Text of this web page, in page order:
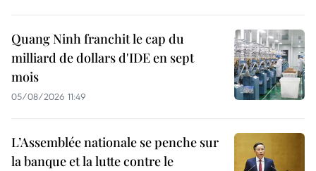
Quang Ninh franchit le cap du
milliard de dollars d'IDE en sept
mois
05/08/2026 11:49
L’Assemblée nationale se penche sur
la banque et la lutte contre le